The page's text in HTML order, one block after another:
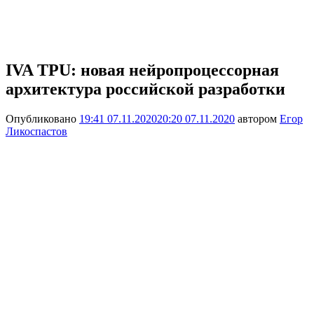
IVA TPU: новая нейропроцессорная
архитектура российской разработки
Опубликовано 19:41 07.11.202020:20 07.11.2020 автором Егор
Ликоспастов